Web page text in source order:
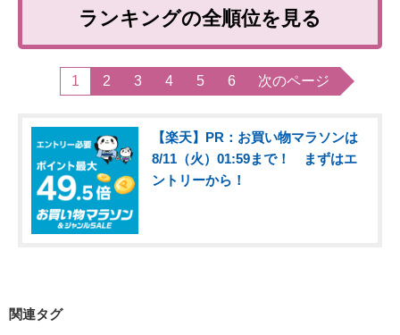
ランキングの全順位を見る
1 2 3 4 5 6 次のページ
【楽天】PR：お買い物マラソンは
8/11（火）01:59まで！ まずはエ
ントリーから！
関連タグ